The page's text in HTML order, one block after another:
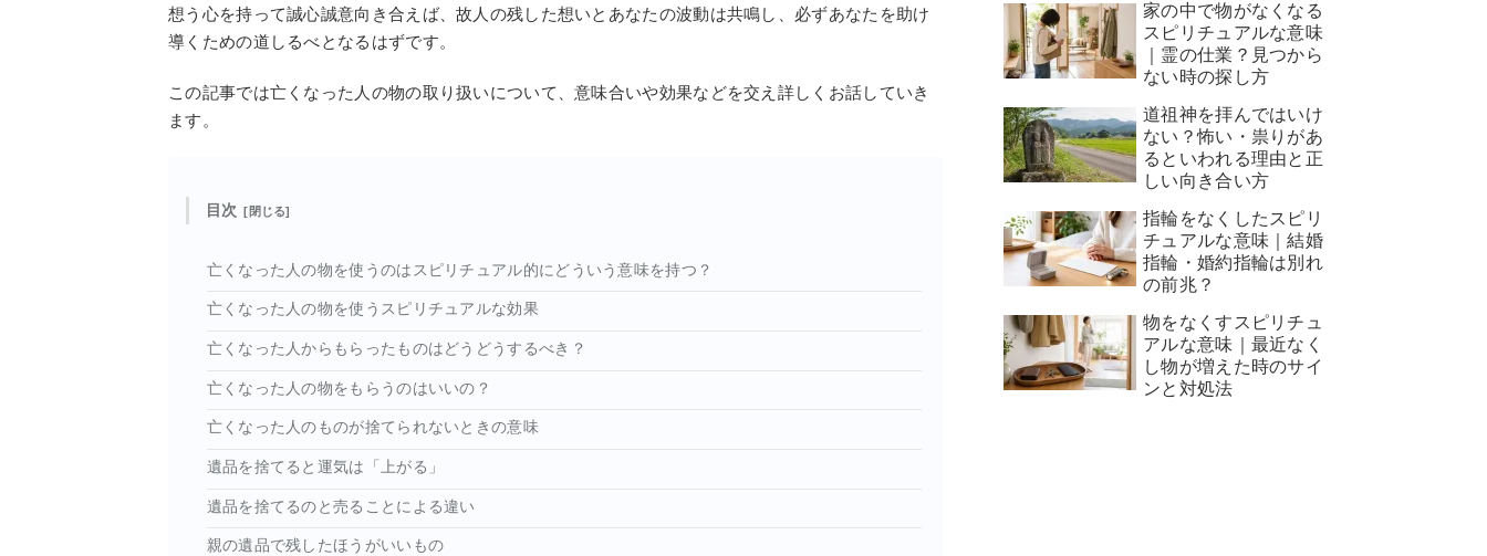
想う心を持って誠心誠意向き合えば、故人の残した想いとあなたの波動は共鳴し、必ずあなたを助け
導くための道しるべとなるはずです。
この記事では亡くなった人の物の取り扱いについて、意味合いや効果などを交え詳しくお話していき
ます。
目次
亡くなった人の物を使うのはスピリチュアル的にどういう意味を持つ？
亡くなった人の物を使うスピリチュアルな効果
亡くなった人からもらったものはどうどうするべき？
亡くなった人の物をもらうのはいいの？
亡くなった人のものが捨てられないときの意味
遺品を捨てると運気は「上がる」
遺品を捨てるのと売ることによる違い
親の遺品で残したほうがいいもの
家の中で物がなくなる
スピリチュアルな意味
｜霊の仕業？見つから
ない時の探し方
道祖神を拝んではいけ
ない？怖い・祟りがあ
るといわれる理由と正
しい向き合い方
指輪をなくしたスピリ
チュアルな意味｜結婚
指輪・婚約指輪は別れ
の前兆？
物をなくすスピリチュ
アルな意味｜最近なく
し物が増えた時のサイ
ンと対処法